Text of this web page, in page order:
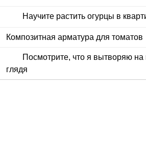
Научите растить огурцы в
Композитная арматура для томатов
Посмотрите, что я вытворяю на
глядя